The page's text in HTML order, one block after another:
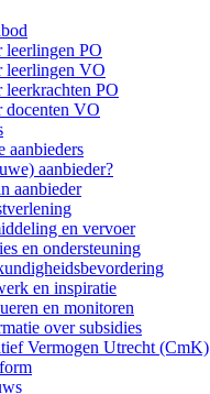
leerlingen PO
leerlingen VO
leerkrachten PO
docenten VO
aanbieders
aanbieder?
aanbieder
en vervoer
en ondersteuning
en inspiratie
en monitoren
over subsidies
Vermogen Utrecht (CmK)